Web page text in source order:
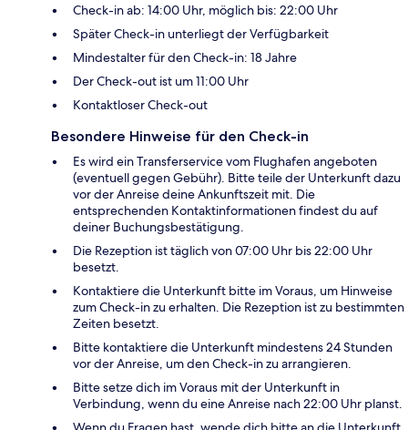
Check-in ab: 14:00 Uhr, möglich bis: 22:00 Uhr
Später Check-in unterliegt der Verfügbarkeit
Mindestalter für den Check-in: 18 Jahre
Der Check-out ist um 11:00 Uhr
Kontaktloser Check-out
Besondere Hinweise für den Check-in
Es wird ein Transferservice vom Flughafen angeboten
(eventuell gegen Gebühr). Bitte teile der Unterkunft dazu
vor der Anreise deine Ankunftszeit mit. Die
entsprechenden Kontaktinformationen findest du auf
deiner Buchungsbestätigung.
Die Rezeption ist täglich von 07:00 Uhr bis 22:00 Uhr
besetzt.
Kontaktiere die Unterkunft bitte im Voraus, um Hinweise
zum Check-in zu erhalten. Die Rezeption ist zu bestimmten
Zeiten besetzt.
Bitte kontaktiere die Unterkunft mindestens 24 Stunden
vor der Anreise, um den Check-in zu arrangieren.
Bitte setze dich im Voraus mit der Unterkunft in
Verbindung, wenn du eine Anreise nach 22:00 Uhr planst.